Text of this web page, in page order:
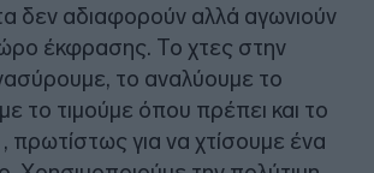
δεν αδιαφορούν αλλά αγωνιούν
έκφρασης. Το χτες στην
το αναλύουμε το
το τιμούμε όπου πρέπει και το
πρωτίστως για να χτίσουμε ένα